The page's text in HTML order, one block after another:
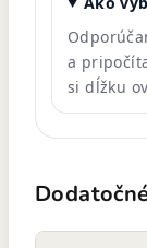
a
si dĺžku